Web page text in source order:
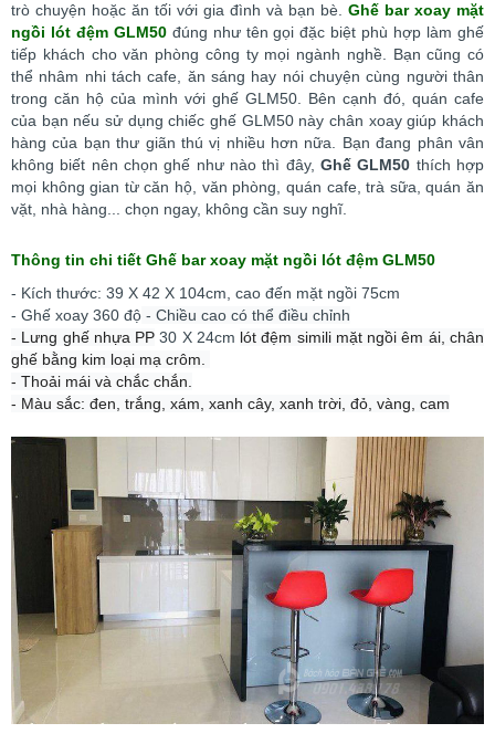
trò chuyện hoặc ăn tối với gia đình và bạn bè. Ghế bar xoay mặt
ngồi lót đệm GLM50 đúng như tên gọi đặc biệt phù hợp làm ghế
tiếp khách cho văn phòng công ty mọi ngành nghề. Bạn cũng có
thể nhâm nhi tách cafe, ăn sáng hay nói chuyện cùng người thân
trong căn hộ của mình với ghế GLM50. Bên cạnh đó, quán cafe
của bạn nếu sử dụng chiếc ghế GLM50 này chân xoay giúp khách
hàng của bạn thư giãn thú vị nhiều hơn nữa. Bạn đang phân vân
không biết nên chọn ghế như nào thì đây, Ghế GLM50 thích hợp
mọi không gian từ căn hộ, văn phòng, quán cafe, trà sữa, quán ăn
vặt, nhà hàng... chọn ngay, không cần suy nghĩ.
Thông tin chi tiết Ghế bar xoay mặt ngồi lót đệm GLM50
- Kích thước: 39 X 42 X 104cm, cao đến mặt ngồi 75cm
- Ghế xoay 360 độ - Chiều cao có thể điều chỉnh
- Lưng ghế nhựa PP 30 X 24cm lót đệm simili mặt ngồi êm ái, chân
ghế bằng kim loại mạ crôm.
- Thoải mái và chắc chắn.
- Màu sắc: đen, trắng, xám, xanh cây, xanh trời, đỏ, vàng, cam